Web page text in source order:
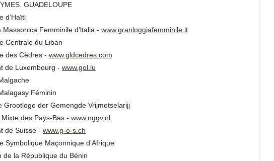
GUADELOUPE
d’Haïti
Femminile d’ltalia - www.granloggiafemminile.it
Centrale du Liban
des Cèdres - www.gldcedres.com
de Luxembourg - www.gol.lu
Féminin
Grootloge der Gemengde Vrijmetselarijj
des Pays-Bas - www.nggv.nl
de Suisse - www.g-o-s.ch
Symbolique Maçonnique d’Afrique
de la République du Bénin